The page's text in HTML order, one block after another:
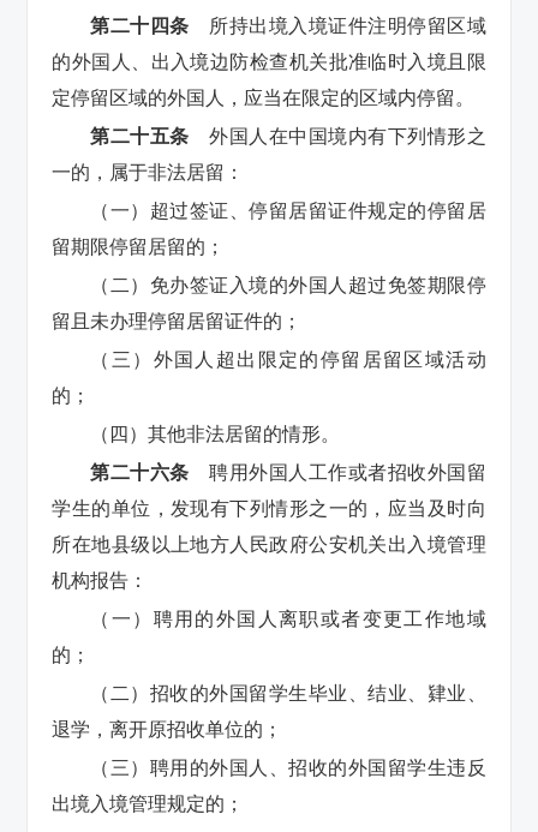
第二十四条 所持出境入境证件注明停留区域
的外国人、出入境边防检查机关批准临时入境且限
定停留区域的外国人，应当在限定的区域内停留。
第二十五条 外国人在中国境内有下列情形之
一的，属于非法居留：
（一）超过签证、停留居留证件规定的停留居
留期限停留居留的；
（二）免办签证入境的外国人超过免签期限停
留且未办理停留居留证件的；
（三）外国人超出限定的停留居留区域活动
的；
（四）其他非法居留的情形。
第二十六条 聘用外国人工作或者招收外国留
学生的单位，发现有下列情形之一的，应当及时向
所在地县级以上地方人民政府公安机关出入境管理
机构报告：
（一）聘用的外国人离职或者变更工作地域
的；
（二）招收的外国留学生毕业、结业、肄业、
退学，离开原招收单位的；
（三）聘用的外国人、招收的外国留学生违反
出境入境管理规定的；